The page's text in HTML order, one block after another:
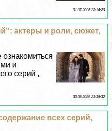
01 07 2026 23:14:20
актеры и роли, сюжет,
и
серий ,
30 06 2026 23:36:32
всех серий,